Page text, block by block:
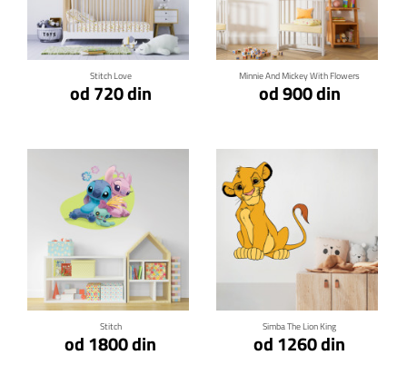
Stitch Love
od 720 din
Klikni za detalje
Minnie And Mickey With Flowers
od 900 din
Klikni za detalje
Stitch
od 1800 din
Klikni za detalje
Simba The Lion King
od 1260 din
Klikni za detalje